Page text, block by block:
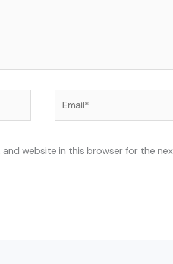
and website in this browser for the